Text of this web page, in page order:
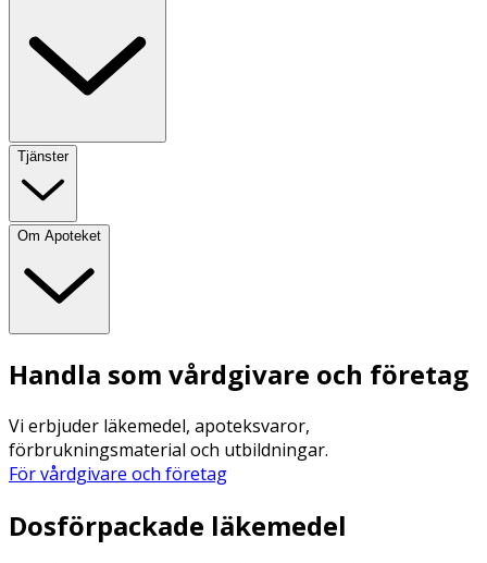
Tjänster
Om Apoteket
Handla som vårdgivare och företag
Vi erbjuder läkemedel, apoteksvaror,
förbrukningsmaterial och utbildningar.
För vårdgivare och företag
Dosförpackade läkemedel